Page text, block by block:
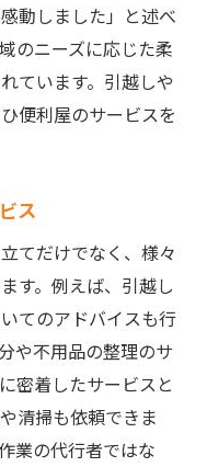
して
家具組み立てと地
強み
情報
ップ情報
収集方法
したサービス
し後も続く新生活
のサービス
動しました」と述べ
のニーズに応じた柔
ています。引越しや
便利屋のサービスを
ス
てだけでなく、様々
す。例えば、引越し
てのアドバイスも行
や不用品の整理のサ
密着したサービスと
清掃も依頼できま
業の代行者ではな